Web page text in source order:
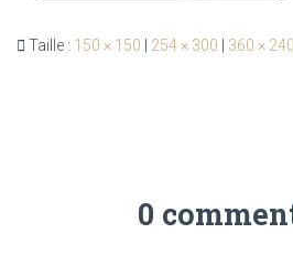
Taille : 150 × 150 254 × 300 360 × 240
0